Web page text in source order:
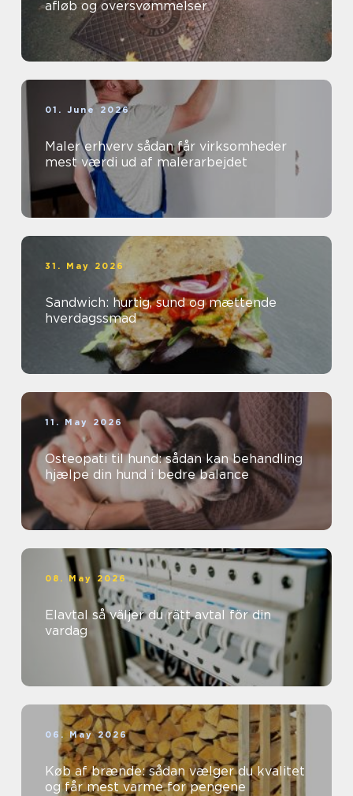
afløb og oversvømmelser
01. June 2026
Maler erhverv sådan får virksomheder
mest værdi ud af malerarbejdet
31. May 2026
Sandwich: hurtig, sund og mættende
hverdagssmad
11. May 2026
Osteopati til hund: sådan kan behandling
hjælpe din hund i bedre balance
08. May 2026
Elavtal så väljer du rätt avtal för din
vardag
06. May 2026
Køb af brænde: sådan vælger du kvalitet
og får mest varme for pengene